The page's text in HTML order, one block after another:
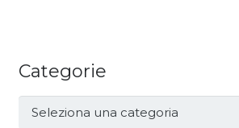
Categorie
Categorie